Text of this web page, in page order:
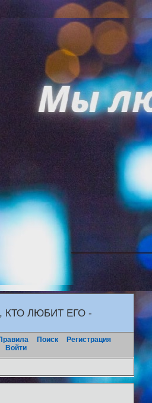
ЛЮБИТ ЕГО -
Поиск
Регистрация
Войти